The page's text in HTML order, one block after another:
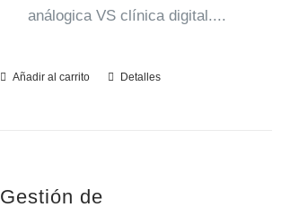
análogica VS clínica digital....
Añadir al carrito Detalles
Gestión de